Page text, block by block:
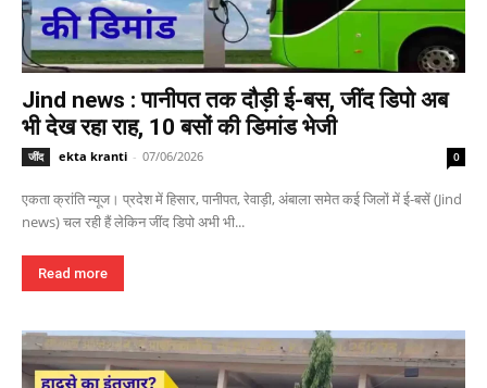
Jind news : पानीपत तक दौड़ी ई-बस, जींद डिपो अब
भी देख रहा राह, 10 बसों की डिमांड भेजी
जींद ekta kranti - 07/06/2026 0
एकता क्रांति न्यूज। प्रदेश में हिसार, पानीपत, रेवाड़ी, अंबाला समेत कई जिलों में ई-बसें (Jind
news) चल रही हैं लेकिन जींद डिपो अभी भी...
Read more